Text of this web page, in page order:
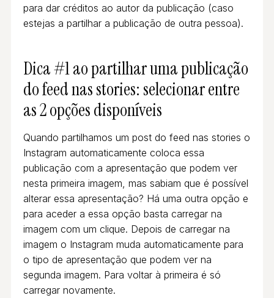
para dar créditos ao autor da publicação (caso
estejas a partilhar a publicação de outra pessoa).
Dica #1 ao partilhar uma publicação
do feed nas stories: selecionar entre
as 2 opções disponíveis
Quando partilhamos um post do feed nas stories o
Instagram automaticamente coloca essa
publicação com a apresentação que podem ver
nesta primeira imagem, mas sabiam que é possível
alterar essa apresentação? Há uma outra opção e
para aceder a essa opção basta carregar na
imagem com um clique. Depois de carregar na
imagem o Instagram muda automaticamente para
o tipo de apresentação que podem ver na
segunda imagem. Para voltar à primeira é só
carregar novamente.